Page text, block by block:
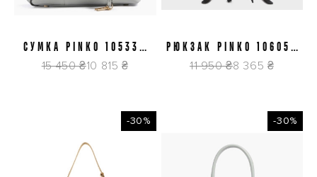
СУМКА PINKO 105333
A0QO K32Q
15 450 ₴10 815 ₴
РЮКЗАК PINKO 106053
A358 Z99Q
11 950 ₴8 365 ₴
-30% -30%